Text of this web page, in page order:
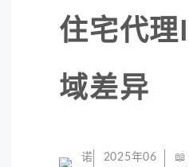
住宅代理
域差异
诺
2025年06
📖